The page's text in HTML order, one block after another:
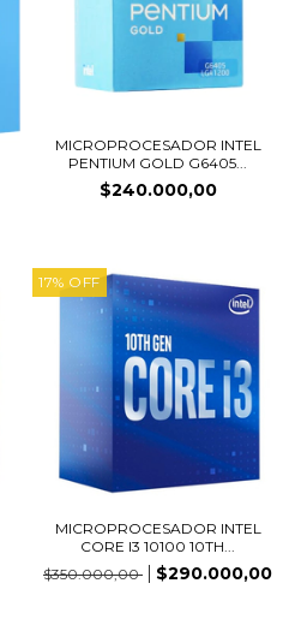
MICROPROCESADOR INTEL
PENTIUM GOLD G6405...
$240.000,00
17% OFF
MICROPROCESADOR INTEL
CORE I3 10100 10TH...
$350.000,00
$290.000,00